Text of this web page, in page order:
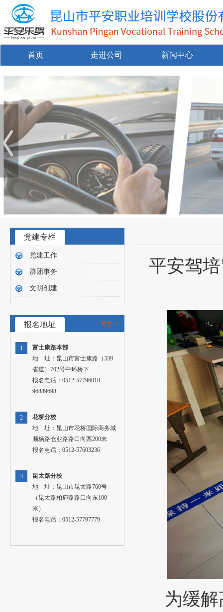
首页 走进公司 新闻中心
党建专栏
党建工作
群团事务
文明创建
报名地址 更多>>
1
富士康路本部
地 址：昆山市富士康路（339
省道）702号中环桥下
报名电话：0512-57796018
96889698
2
花桥分校
地 址：昆山市花桥国际商务城
顺杨路仓业路路口向西200米
报名电话：0512-57603236
3
昆太路分校
地 址：昆山市昆太路760号
（昆太路柏庐路路口向东100
米）
报名电话：0512-57797779
平安驾
为缓